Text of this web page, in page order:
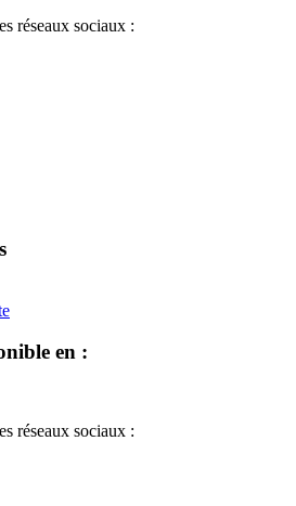
réseaux sociaux :
en :
réseaux sociaux :